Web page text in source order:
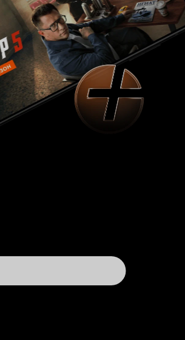
Роберта Крайса
много чего перекроил из
частности того же Марса
сказать создателям
и в пояс поклониться за их
который судя по их же
совершенно иного
всех покорил. Возьми
копию литературного
бы уже совершенно другое
совет книгу прочесть стоит,
Может это и плохо, может
бы зрителей до глубины
пришелся по душе.
в который раз, в
всех и вся на пять